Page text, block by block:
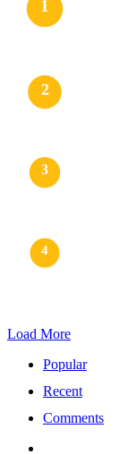
Load More
Popular
Recent
Comments